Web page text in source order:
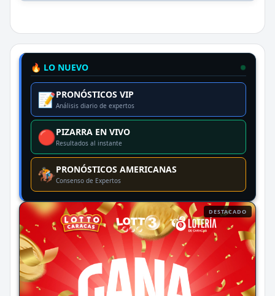
🔥 LO NUEVO
📝PRONÓSTICOS VIP
Análisis diario de expertos
🔴PIZARRA EN VIVO
Resultados al instante
🏇PRONÓSTICOS AMERICANAS
Consenso de Expertos
DESTACADO